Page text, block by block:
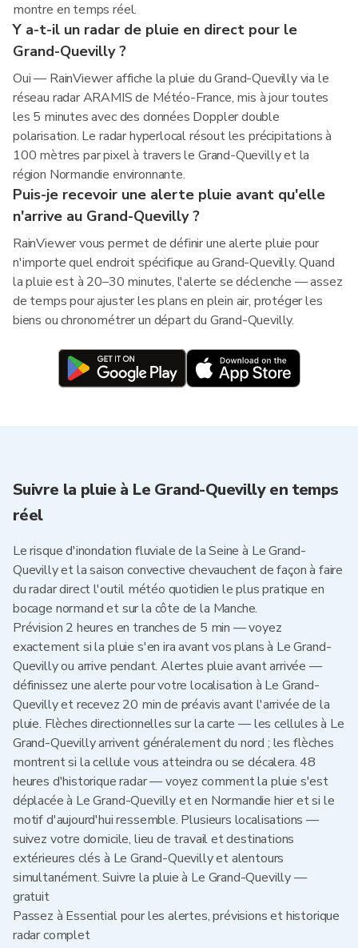
montre en temps réel.
Y a-t-il un radar de pluie en direct pour le
Grand-Quevilly ?
Oui — RainViewer affiche la pluie du Grand-Quevilly via le
réseau radar ARAMIS de Météo-France, mis à jour toutes
les 5 minutes avec des données Doppler double
polarisation. Le radar hyperlocal résout les précipitations à
100 mètres par pixel à travers le Grand-Quevilly et la
région Normandie environnante.
Puis-je recevoir une alerte pluie avant qu'elle
n'arrive au Grand-Quevilly ?
RainViewer vous permet de définir une alerte pluie pour
n'importe quel endroit spécifique au Grand-Quevilly. Quand
la pluie est à 20–30 minutes, l'alerte se déclenche — assez
de temps pour ajuster les plans en plein air, protéger les
biens ou chronométrer un départ du Grand-Quevilly.
Suivre la pluie à Le Grand-Quevilly en temps
réel
Le risque d'inondation fluviale de la Seine à Le Grand-
Quevilly et la saison convective chevauchent de façon à faire
du radar direct l'outil météo quotidien le plus pratique en
bocage normand et sur la côte de la Manche.
Prévision 2 heures en tranches de 5 min — voyez
exactement si la pluie s'en ira avant vos plans à Le Grand-
Quevilly ou arrive pendant. Alertes pluie avant arrivée —
définissez une alerte pour votre localisation à Le Grand-
Quevilly et recevez 20 min de préavis avant l'arrivée de la
pluie. Flèches directionnelles sur la carte — les cellules à Le
Grand-Quevilly arrivent généralement du nord ; les flèches
montrent si la cellule vous atteindra ou se décalera. 48
heures d'historique radar — voyez comment la pluie s'est
déplacée à Le Grand-Quevilly et en Normandie hier et si le
motif d'aujourd'hui ressemble. Plusieurs localisations —
suivez votre domicile, lieu de travail et destinations
extérieures clés à Le Grand-Quevilly et alentours
simultanément. Suivre la pluie à Le Grand-Quevilly —
gratuit
Passez à Essential pour les alertes, prévisions et historique
radar complet